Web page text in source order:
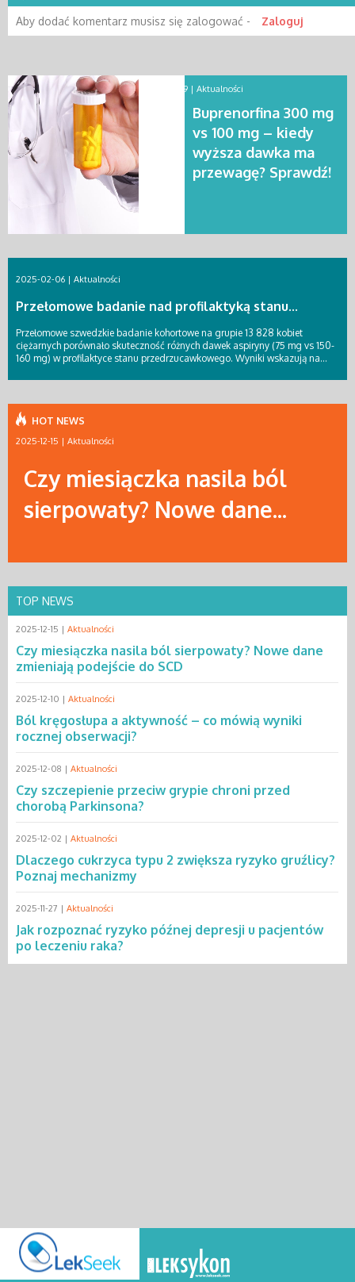
Aby dodać komentarz musisz się zalogować - Zaloguj
2025-12-19 | Aktualności
Buprenorfina 300 mg
vs 100 mg – kiedy
wyższa dawka ma
przewagę? Sprawdź!
2025-02-06 | Aktualności
Przełomowe badanie nad profilaktyką stanu...
Przełomowe szwedzkie badanie kohortowe na grupie 13 828 kobiet
ciężarnych porównało skuteczność różnych dawek aspiryny (75 mg vs 150-
160 mg) w profilaktyce stanu przedrzucawkowego. Wyniki wskazują na...
2025-12-15 | Aktualności
HOT NEWS
Czy miesiączka nasila ból
sierpowaty? Nowe dane...
TOP NEWS
2025-12-15 | Aktualności
Czy miesiączka nasila ból sierpowaty? Nowe dane
zmieniają podejście do SCD
2025-12-10 | Aktualności
Ból kręgosłupa a aktywność – co mówią wyniki
rocznej obserwacji?
2025-12-08 | Aktualności
Czy szczepienie przeciw grypie chroni przed
chorobą Parkinsona?
2025-12-02 | Aktualności
Dlaczego cukrzyca typu 2 zwiększa ryzyko gruźlicy?
Poznaj mechanizmy
2025-11-27 | Aktualności
Jak rozpoznać ryzyko późnej depresji u pacjentów
po leczeniu raka?